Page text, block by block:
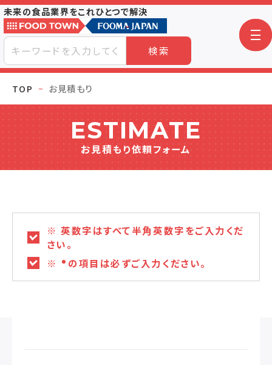
未来の食品業界をこれひとつで解決
検索
TOP お見積もり
ESTIMATE
お見積もり依頼フォーム
※ 英数字はすべて半角英数字をご入力くだ
さい。
※ の項目は必ずご入力ください。